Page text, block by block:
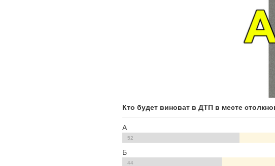
Кто будет виноват в ДТП в месте
А
52
Б
44